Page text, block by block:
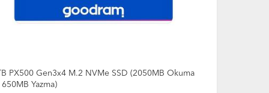
Okuma
PX600 1tb SSD – Pcıe Gen4, Nvme, 5000MB/S